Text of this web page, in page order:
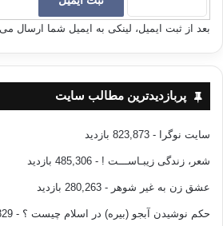
بعد از ثبت ایمیل، لینکی به ایمیل شما ارسال می
پربازدیدترین مطالب سایت
سایت نوگرا - 823,873 بازدید
شعر، زندگی زیبـاســـت ! - 485,306 بازدید
عشق زن به غیر شوهر - 280,263 بازدید
حکم نوشیدن آبجو (بیره) در اسلام چیست ؟ - 271,329 بازدید